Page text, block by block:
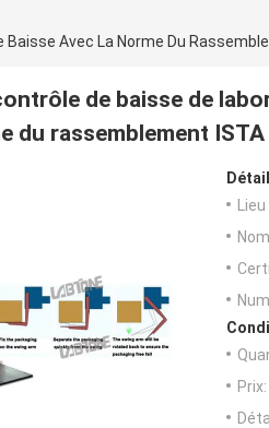
Avec La Norme Du
de baisse de
du rassemblement
Prix: